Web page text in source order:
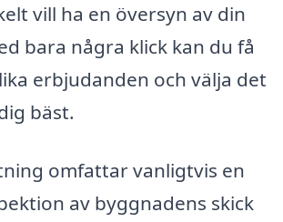
vill ha en översyn av din
bara några klick kan du få
erbjudanden och välja det
bäst.
omfattar vanligtvis en
av byggnadens skick